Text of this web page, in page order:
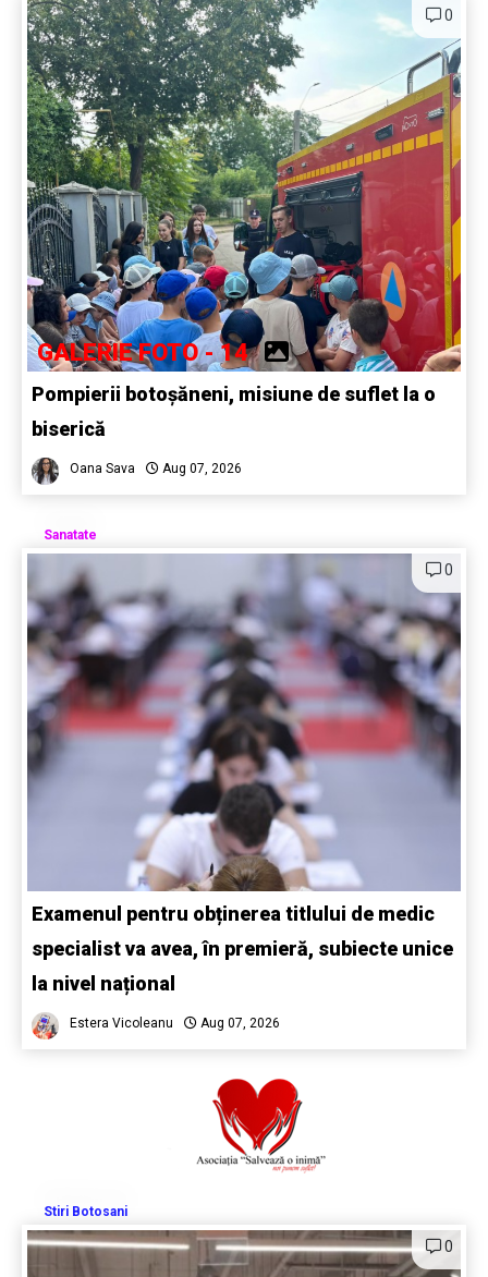
0
GALERIE FOTO - 14
Pompierii botoșăneni, misiune de suflet la o
biserică
Oana Sava Aug 07, 2026
Sanatate
0
Examenul pentru obținerea titlului de medic
specialist va avea, în premieră, subiecte unice
la nivel național
Estera Vicoleanu Aug 07, 2026
Stiri Botosani
0